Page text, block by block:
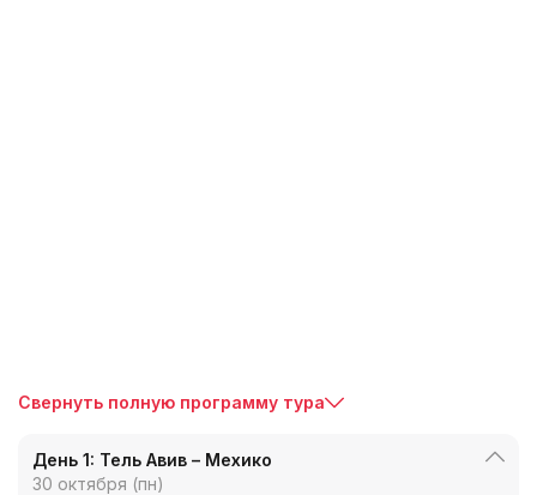
Свернуть полную программу тура
День 1: Тель Авив – Мехико
30 октября (пн)